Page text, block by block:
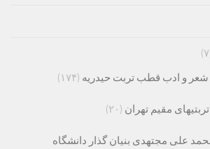
و ادب قطب تربت حیدریه (۱۷۴)
مقیم تهران (۲۰)
علی مجتهدی بنیان گذار دانشگاه